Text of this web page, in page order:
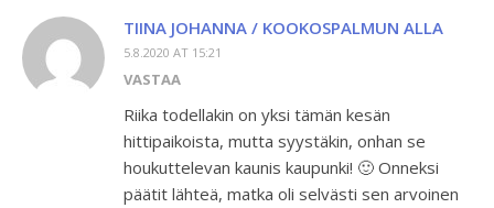
TIINA JOHANNA / KOOKOSPALMUN ALLA
5.8.2020 AT 15:21
VASTAA
Riika todellakin on yksi tämän kesän
hittipaikoista, mutta syystäkin, onhan se
houkuttelevan kaunis kaupunki! 🙂 Onneksi
päätit lähteä, matka oli selvästi sen arvoinen